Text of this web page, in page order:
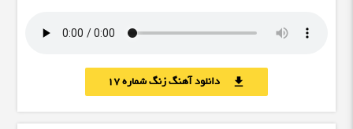
download دانلود آهنگ زنگ شماره 17